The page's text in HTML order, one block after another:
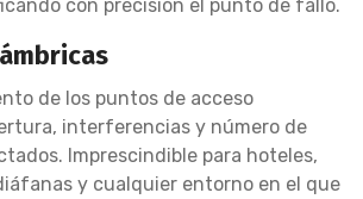
con precisión el punto de fallo.
de los puntos de acceso
interferencias y número de
Imprescindible para hoteles,
y cualquier entorno en el que